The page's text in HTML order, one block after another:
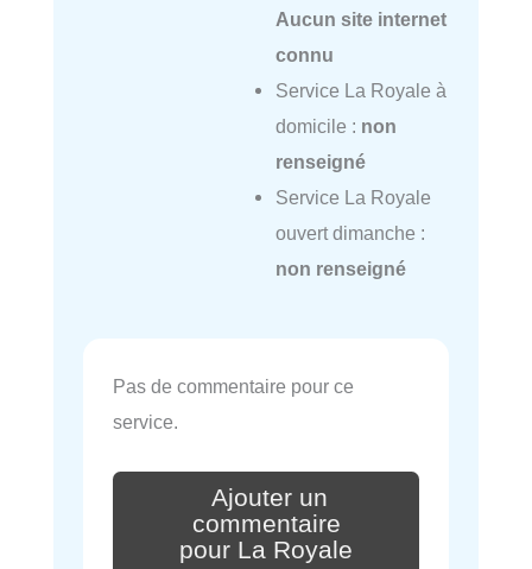
Aucun site internet
connu
Service La Royale à
domicile : non
renseigné
Service La Royale
ouvert dimanche :
non renseigné
Pas de commentaire pour ce
service.
Ajouter un
commentaire
pour La Royale